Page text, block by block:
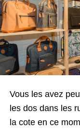
Vous les avez
les dos dans les
la cote en ce